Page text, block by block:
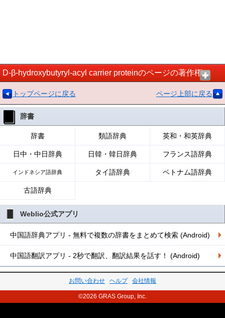
D-β-hydroxybutyryl-acyl carrier proteinのページの著作権
トップページに戻る ページ上部に戻る
辞書
辞書 類語辞典 英和・和英辞典
日中・中日辞典 日韓・韓日辞典 フランス語辞典
インドネシア語辞典 タイ語辞典 ベトナム語辞典
古語辞典
Weblio公式アプリ
中国語辞典アプリ - 無料で複数の辞書をまとめて検索 (Android)
中国語翻訳アプリ - 2秒で翻訳、翻訳結果を話す！ (Android)
お問い合わせ ヘルプ 会社情報
©2026 GRAS Group, Inc.